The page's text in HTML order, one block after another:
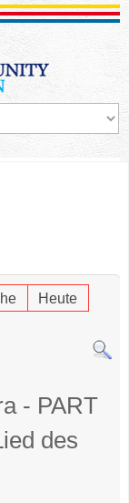
Heute
- PART
des